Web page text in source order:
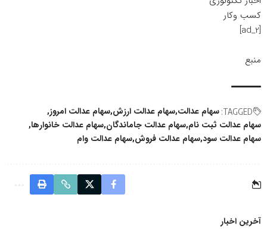
کسب وکار
[ad_2]
منبع
TAGGED: سهام عدالت سهام عدالت ارزش سهام عدالت امروز
سهام عدالت ثبت نام سهام عدالت جاماندگان سهام عدالت خانوارها
سهام عدالت سودسهام عدالت فروش سهام عدالت وام
آخرین اخبار